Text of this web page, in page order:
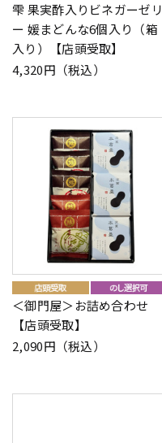
雫 果実酢入りビネガーゼリ
ー 媛まどんな6個入り（箱
入り）【店頭受取】
4,320円（税込）
＜御門屋＞お詰め合わせ
【店頭受取】
2,090円（税込）